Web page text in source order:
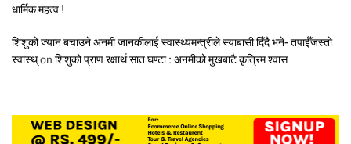
धार्मिक महत्व !
शिशुको ज्यान बचाउने अनमी जानकीलाई स्वास्थ्यमन्त्रीले स्याबासी दिँदै भने- तपाईँजस्तो
स्वास्थ्on शिशुको प्राण रक्षार्थ सात घण्टा : अनमीको मुखबाटै कृत्रिम श्वास